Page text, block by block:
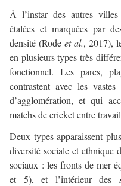
À l’instar des autres villes
étalées et marquées par
densité (Rode et al., 2017),
en plusieurs types très
fonctionnel. Les parcs,
contrastent avec les
d’agglomération, et qui
matchs de cricket entre
Deux types apparaissent
diversité sociale et ethnique
sociaux : les fronts de mer
et 5), et l’intérieur des